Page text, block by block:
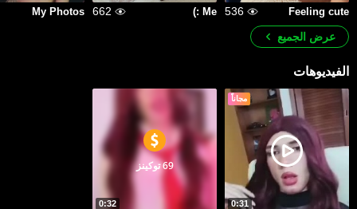
Feeling cute
536
Me :)
662
My Photos
عرض الجميع
الفيديوهات
مجاناً
0:31
0:32
69 توكينز